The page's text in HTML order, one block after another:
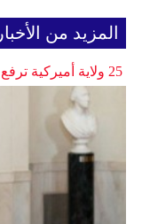
المزيد من الأخبار
25 ولاية أميركية ترفع دعوى ضد ترامب بسبب الرسوم الجمركية